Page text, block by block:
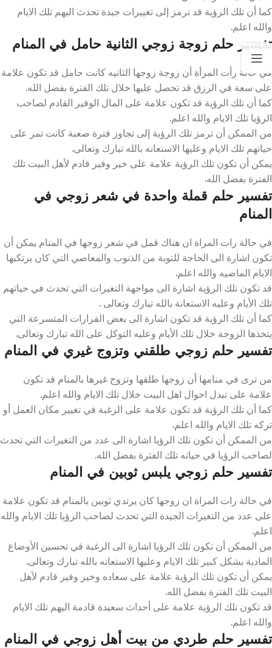
كما أن تلك الرؤية قد ترمز إلى تغييرات جيدة تحدث اليهم تلك الايام
والله اعلم.
تفسير حلم زوجة زوجي الثانية حامل في المنام
في حالة رأت المرأة أن زوجة زوجها الثانيه كانت حامل قد تكون علامة
على سعة في الرزق قد تحصل عليها خلال تلك الفترة بفضل الله.
كما أن تلك الرؤية قد تكون علامة على المال الوفير القادم لصاحب
الرؤيا تلك الايام والله اعلم.
من الممكن أن ترمز تلك الرؤية إلى تجاوز فترة صعبة كانت تمر على
حياتهم تلك الايام وعليها الاستعانه بالله تبارك وتعالى.
يمكن أن تكون تلك الرؤية علامة على خير وفير قادم لأهل البيت تلك
الفترة بفضل الله.
تفسير حلم قملة واحدة في شعر زوجي في
المنام
في حالة رات المراة ان هناك قمل في شعر زوجها في المنام يمكن أن
تكون اشارة الى الحاجة للتوبة من الذنوب والمعاصي التي كان يرتكبها
الايام الماضيه والله اعلم.
قد تكون تلك الرؤية اشارة الى مواجهة التغيرات التي تحدث في حياتهم
تلك الأيام وعليه الاستعانة بالله تبارك وتعالى .
كما أن تلك الرؤية قد تكون اشارة الى بعض القرارات المتسرعة التي
يتخذها الزوجة خلال تلك الأيام وعليه التوكل على الله تبارك وتعالى.
تفسير حلم زوجي طلقني وتزوج غيري في المنام
من ترى في منامها أن زوجها طلقها وتزوج غيرها بالمنام قد تكون
علامة على تبدل احوال اهل البيت خلال تلك الايام والله اعلم.
كما أن تلك الرؤية قد تكون علامة على الرغبة في تغيير مكان العمل أو
تركه تلك الايام والله اعلم.
من الممكن أن تكون تلك الرؤيا اشارة الى عدد من التغيرات التي تحدث
لصاحب الرؤيا في حياته تلك الفترة بفضل الله.
تفسير حلم زوجي يلبس ثوبين في المنام
في حالة رات المراة ان زوجها كان يرتدي ثوبين بالمنام قد تكون علامة
على عدد من التغيرات الجيدة التي تحدث لصاحب الرؤيا تلك الايام والله
اعلم.
من الممكن أن تكون تلك الرؤيا اشارة الى الرغبة في تحسين الأوضاع
المادية بشكل كبير تلك الايام وعليها الاستعانه بالله تبارك وتعالى.
يمكن أن تكون تلك الرؤية علامة على سعاده وخير وفير قادم لأهل
البيت تلك الفترة بفضل الله.
قد تكون تلك الرؤية علامة على أحداث سعيدة قادمة اليهم تلك الايام
والله اعلم.
تفسير حلم طردي من بيت أهل زوجي في المنام